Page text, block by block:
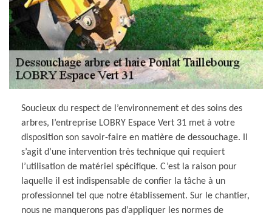
Soucieux du respect de l’environnement et des soins des
arbres, l’entreprise LOBRY Espace Vert 31 met à votre
disposition son savoir-faire en matière de dessouchage. Il
s’agit d’une intervention très technique qui requiert
l’utilisation de matériel spécifique. C’est la raison pour
laquelle il est indispensable de confier la tâche à un
professionnel tel que notre établissement. Sur le chantier,
nous ne manquerons pas d’appliquer les normes de